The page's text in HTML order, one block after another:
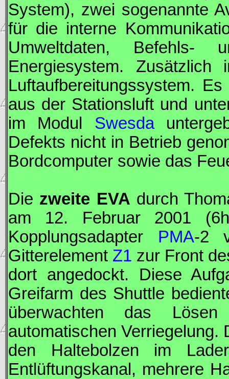
System), zwei sogenannte
für die interne
Umweltdaten, Befehls-
Energiesystem.
Luftaufbereitungssystem.
aus der Stationsluft und
im Modul Swesda
Defekts nicht in Betrieb
Bordcomputer sowie das
Die zweite EVA durch
am 12. Februar 2001
Kopplungsadapter PMA-2
Gitterelement Z1 zur Front
dort angedockt. Diese
Greifarm des Shuttle
überwachten das
automatischen Verriegelung.
den Haltebolzen im
Entlüftungskanal, mehrere